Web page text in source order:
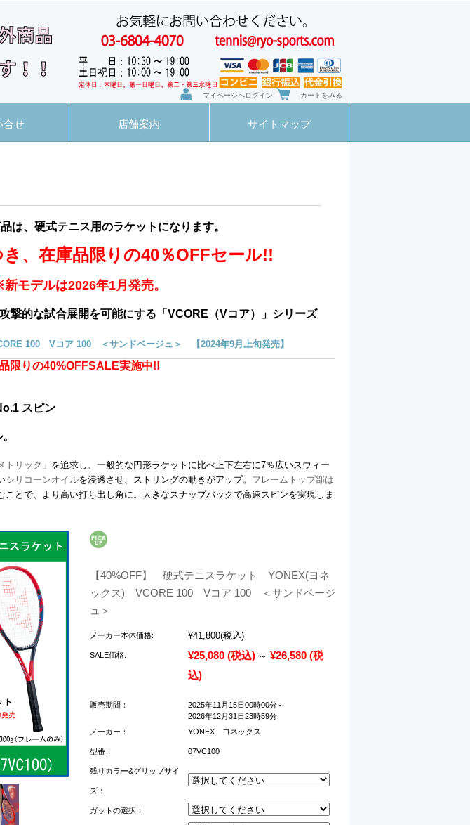
マイページへログイン カートをみる
合せ 店舗案内 サイトマップ
は、硬式テニス用のラケットになります。
、在庫品限りの40％OFFセール!!
モデルは2026年1月発売。
撃的な試合展開を可能にする「VCORE（Vコア）」シリーズ
100 Vコア 100 ＜サンドベージュ＞ 【2024年9月上旬発売】
限りの40%OFFSALE実施中!!
スピン
トリック」 を追求し、一般的な円形ラケットに比べ上下左右に7％広いスウィー
シリコーンオイルを浸透させ、ストリングの動きがアップ。 フレームトップ部は
ことで、より高い打ち出し角に。大きなスナップバックで高速スピンを実現しま
【40%OFF】 硬式テニスラケット YONEX(ヨネ
ックス) VCORE 100 Vコア 100 ＜サンドベージ
ュ＞
メーカー本体価格: ¥41,800(税込)
SALE価格: ¥25,080 (税込) ～ ¥26,580 (税
込)
販売期間：
2025年11月15日00時00分～
2026年12月31日23時59分
メーカー：
YONEX ヨネックス
型番： 07VC100
残りカラー&グリップサイ
ズ：
ガットの選択：